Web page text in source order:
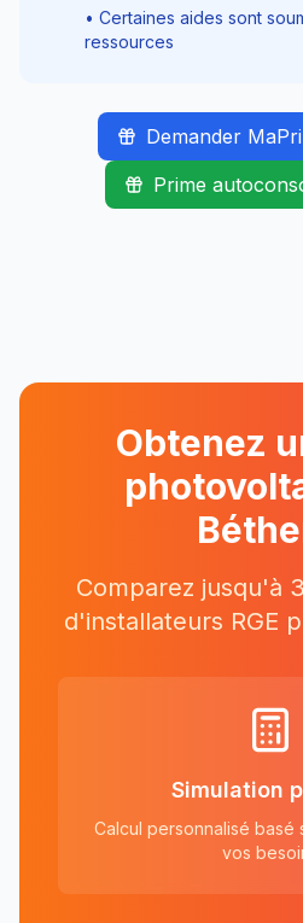
• Certaines aides sont
ressources
Demander
Prime
Obtenez
Comparez jusqu'à
d'installateurs RGE
Simulation
Calcul personnalisé basé
vos